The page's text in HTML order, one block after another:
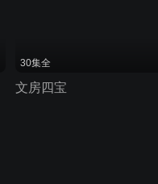
30集全
文房四宝